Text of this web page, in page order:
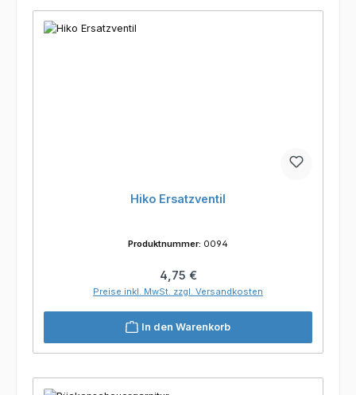
Hiko Ersatzventil
Produktnummer: 0094
Regulärer Preis:
4,75 €
Preise inkl. MwSt. zzgl. Versandkosten
In den Warenkorb